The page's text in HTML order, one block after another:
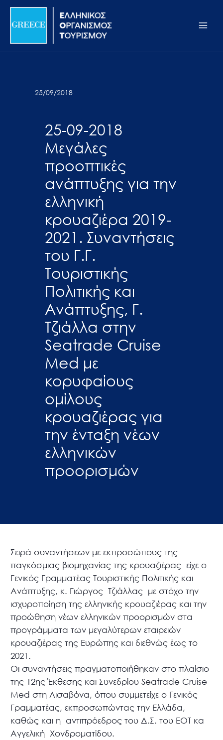
Σημείωση:
ιστότοπος
προσβασιμότητας.
Μετάβαση
περιεχόμενο
25/09/2018
25-09-2018
Μεγάλες
προοπτικές
ανάπτυξης για την
ελληνική
κρουαζιέρα 2019-
2021. Συναντήσεις
του Γ.Γ.
Τουριστικής
Πολιτικής και
Ανάπτυξης, Γ.
Τζιάλλα στην
Seatrade Cruise
Med με
κορυφαίους
oμίλους
κρουαζιέρας για
την ένταξη νέων
ελληνικών
προορισμών
Σειρά συναντήσεων με εκπροσώπους της
παγκόσμιας βιομηχανίας της κρουαζιέρας είχε ο
Γενικός Γραμματέας Τουριστικής Πολιτικής και
Ανάπτυξης, κ. Γιώργος Τζιάλλας με στόχο την
ισχυροποίηση της ελληνικής κρουαζιέρας και την
προώθηση νέων ελληνικών προορισμών στα
προγράμματα των μεγαλύτερων εταιρειών
κρουαζιέρας της Ευρώπης και διεθνώς έως το
2021.
Οι συναντήσεις πραγματοποιήθηκαν στο πλαίσιο
της 12ης Έκθεσης και Συνεδρίου Seatrade Cruise
Med στη Λισαβόνα, όπου συμμετείχε ο Γενικός
Γραμματέας, εκπροσωπώντας την Ελλάδα,
καθώς και η αντιπρόεδρος του Δ.Σ. του ΕΟΤ κα
Αγγελική Χονδροματίδου.